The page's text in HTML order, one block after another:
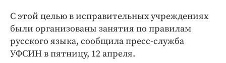
Издания
Медиаперсона
Интересное чтиво
С этой целью в исправительных учреждениях
были организованы занятия по правилам
русского языка, сообщила пресс-служба
УФСИН в пятницу, 12 апреля.